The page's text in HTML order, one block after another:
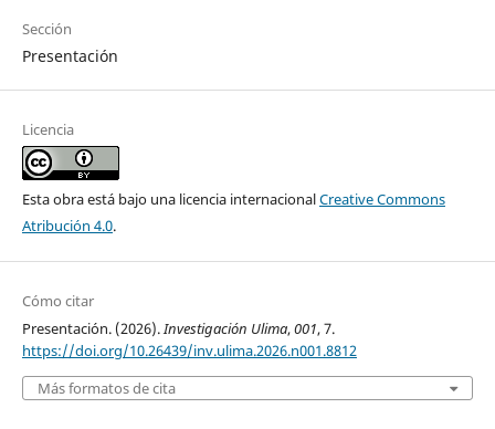
Sección
Presentación
Licencia
Esta obra está bajo una licencia internacionalCreative Commons
Atribución 4.0.
Cómo citar
Presentación. (2026).Investigación Ulima,001, 7.
https://doi.org/10.26439/inv.ulima.2026.n001.8812
Más formatos de cita